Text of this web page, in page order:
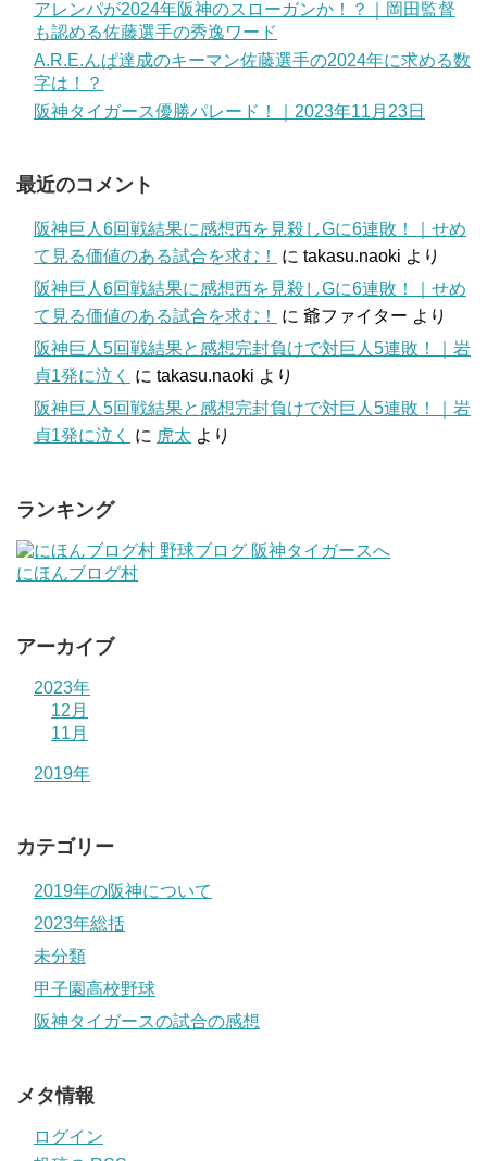
アレンパが2024年阪神のスローガンか！？｜岡田監督
も認める佐藤選手の秀逸ワード
A.R.E.んぱ達成のキーマン佐藤選手の2024年に求める数
字は！？
阪神タイガース優勝パレード！｜2023年11月23日
最近のコメント
阪神巨人6回戦結果に感想西を見殺しGに6連敗！｜せめ
て見る価値のある試合を求む！
に takasu.naoki より
阪神巨人6回戦結果に感想西を見殺しGに6連敗！｜せめ
て見る価値のある試合を求む！
に 爺ファイター より
阪神巨人5回戦結果と感想完封負けで対巨人5連敗！｜岩
貞1発に泣く
に takasu.naoki より
阪神巨人5回戦結果と感想完封負けで対巨人5連敗！｜岩
貞1発に泣く
に 虎太 より
ランキング
にほんブログ村
アーカイブ
2023年
12月
11月
2019年
カテゴリー
2019年の阪神について
2023年総括
未分類
甲子園高校野球
阪神タイガースの試合の感想
メタ情報
ログイン